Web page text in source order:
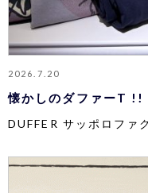
2026.7.20
懐かしのダファーT !!
DUFFER サッポロファ